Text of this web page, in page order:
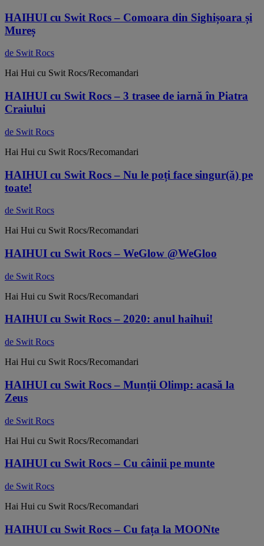
HAIHUI cu Swit Rocs – Comoara din Sighișoara și
Mureș
de Swit Rocs
Hai Hui cu Swit Rocs/Recomandari
HAIHUI cu Swit Rocs – 3 trasee de iarnă în Piatra
Craiului
de Swit Rocs
Hai Hui cu Swit Rocs/Recomandari
HAIHUI cu Swit Rocs – Nu le poți face singur(ă) pe
toate!
de Swit Rocs
Hai Hui cu Swit Rocs/Recomandari
HAIHUI cu Swit Rocs – WeGlow @WeGloo
de Swit Rocs
Hai Hui cu Swit Rocs/Recomandari
HAIHUI cu Swit Rocs – 2020: anul haihui!
de Swit Rocs
Hai Hui cu Swit Rocs/Recomandari
HAIHUI cu Swit Rocs – Munții Olimp: acasă la
Zeus
de Swit Rocs
Hai Hui cu Swit Rocs/Recomandari
HAIHUI cu Swit Rocs – Cu câinii pe munte
de Swit Rocs
Hai Hui cu Swit Rocs/Recomandari
HAIHUI cu Swit Rocs – Cu fața la MOONte